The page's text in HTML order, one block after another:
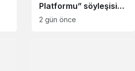
Platformu” söyleşisine
katıldı
2 gün önce